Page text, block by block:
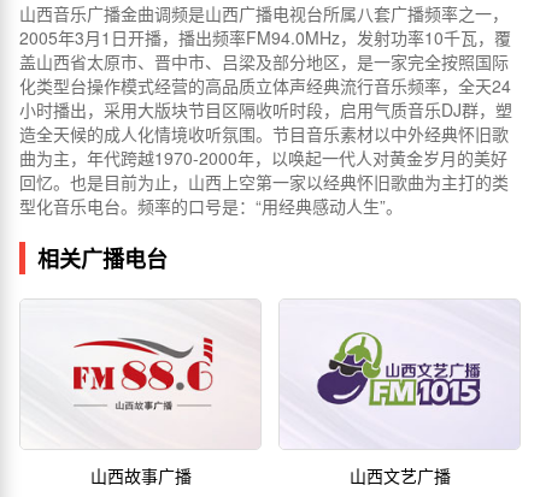
山西音乐广播金曲调频是山西广播电视台所属八套广播频率之一，
2005年3月1日开播，播出频率FM94.0MHz，发射功率10千瓦，覆
盖山西省太原市、晋中市、吕梁及部分地区，是一家完全按照国际
化类型台操作模式经营的高品质立体声经典流行音乐频率，全天24
小时播出，采用大版块节目区隔收听时段，启用气质音乐DJ群，塑
造全天候的成人化情境收听氛围。节目音乐素材以中外经典怀旧歌
曲为主，年代跨越1970-2000年，以唤起一代人对黄金岁月的美好
回忆。也是目前为止，山西上空第一家以经典怀旧歌曲为主打的类
型化音乐电台。频率的口号是：“用经典感动人生”。
相关广播电台
山西故事广播 山西文艺广播